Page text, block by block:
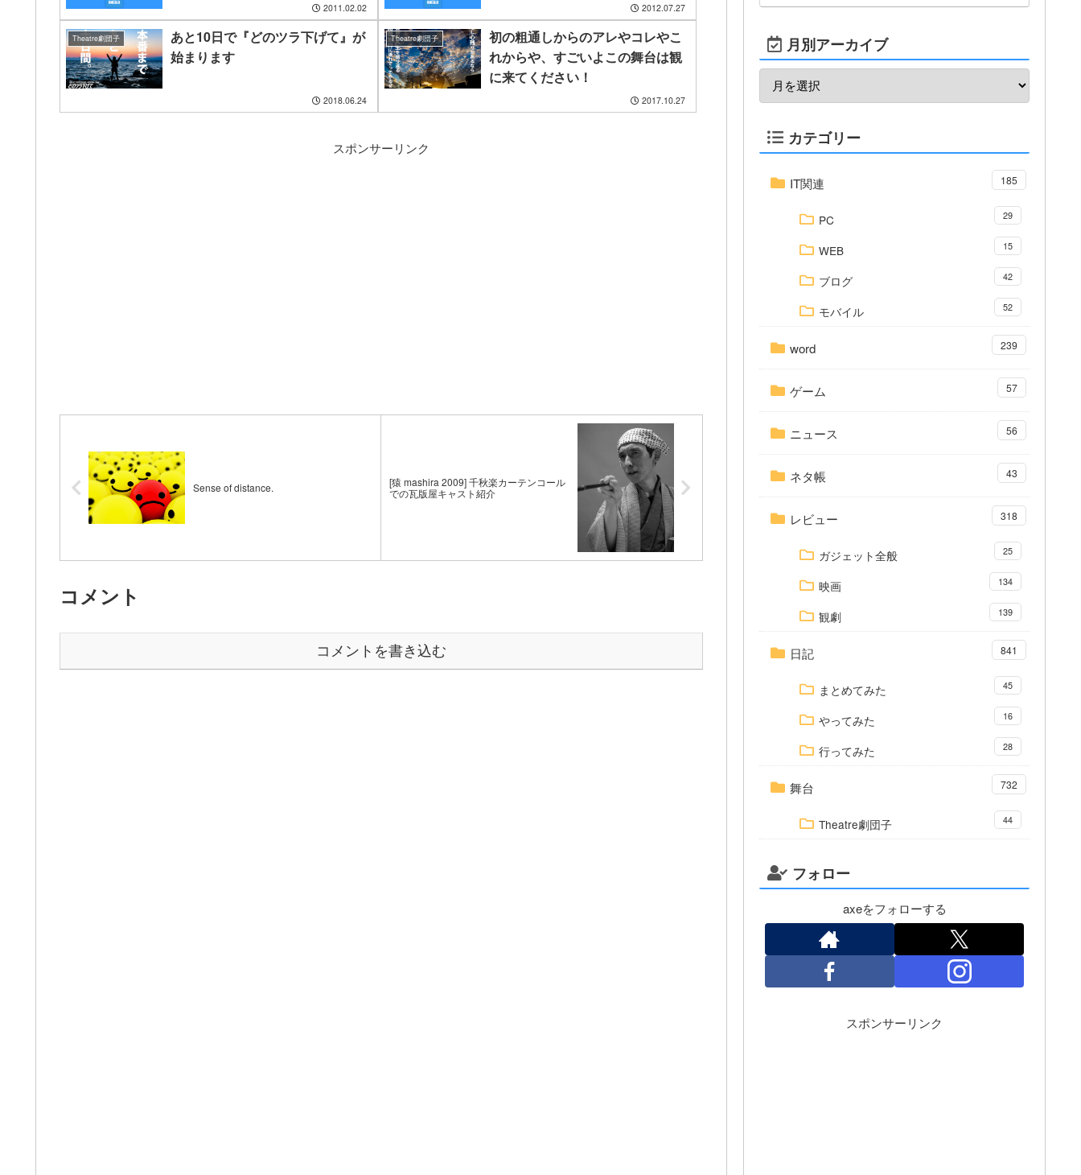
2011.02.02 2012.07.27
Theatre劇団子
あと10日で『どのツラ下げて』が
始まります
2018.06.24
Theatre劇団子
初の粗通しからのアレやコレやこ
れからや、すごいよこの舞台は観
に来てください！
2017.10.27
スポンサーリンク
Sense of distance.
[猿 mashira 2009] 千秋楽カーテンコール
での瓦版屋キャスト紹介
コメント
コメントを書き込む
月別アーカイブ
カテゴリー
IT関連 185
PC 29
WEB 15
ブログ 42
モバイル 52
word 239
ゲーム 57
ニュース 56
ネタ帳 43
レビュー 318
ガジェット全般 25
映画 134
観劇 139
日記 841
まとめてみた 45
やってみた 16
行ってみた 28
舞台 732
Theatre劇団子 44
フォロー
axeをフォローする
スポンサーリンク